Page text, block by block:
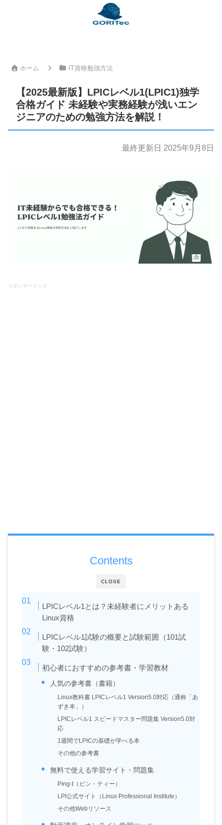
ホーム IT資格勉強方法
【2025最新版】LPICレベル1(LPIC1)独学
合格ガイド 未経験や実務経験が浅いエン
ジニアのための勉強方法を解説！
最終更新日 2025年9月8日
スポンサーリンク
CLOSE
Contents
LPICレベル1とは？未経験者にメリットある
Linux資格
LPICレベル1試験の概要と試験範囲（101試
験・102試験）
初心者におすすめの参考書・学習教材
人気の参考書（書籍）
Linux教科書 LPICレベル1 Version5.0対応（通称「あ
ずき本」）
LPICレベル1 スピードマスター問題集 Version5.0対
応
1週間でLPICの基礎が学べる本
その他の参考書
無料で使える学習サイト・問題集
Ping-t（ピン・ティー）
LPI公式サイト（Linux Professional Institute）
その他Webリソース